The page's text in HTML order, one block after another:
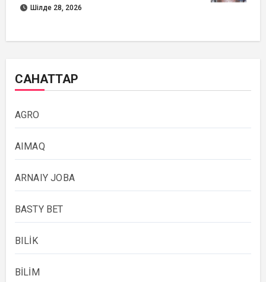
Шілде 28, 2026
САНАТТАР
AGRO
AIMAQ
ARNAIY JOBA
BASTY BET
BILİK
BİLİM